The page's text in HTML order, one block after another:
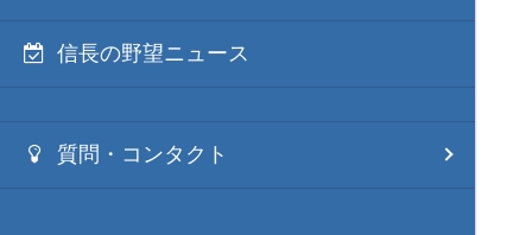
信長の野望ニュース
質問・コンタクト